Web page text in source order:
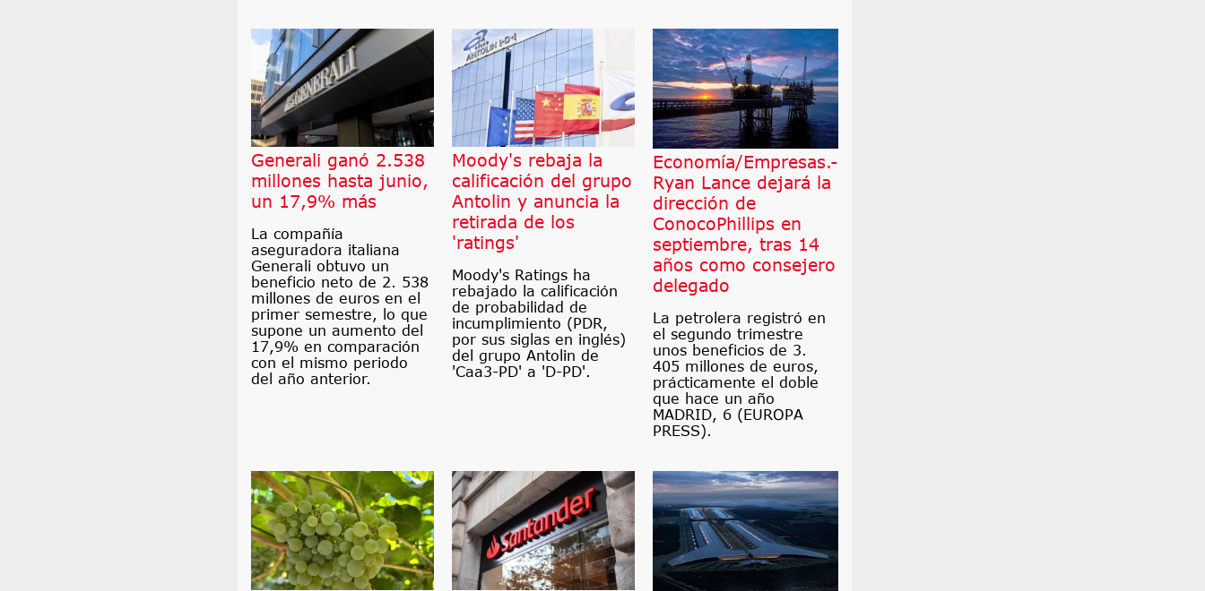
Generali ganó 2.538
millones hasta junio,
un 17,9% más
La compañía
aseguradora italiana
Generali obtuvo un
beneficio neto de 2. 538
millones de euros en el
primer semestre, lo que
supone un aumento del
17,9% en comparación
con el mismo periodo
del año anterior.
Moody's rebaja la
calificación del grupo
Antolin y anuncia la
retirada de los
'ratings'
Moody's Ratings ha
rebajado la calificación
de probabilidad de
incumplimiento (PDR,
por sus siglas en inglés)
del grupo Antolin de
'Caa3-PD' a 'D-PD'.
Economía/Empresas.-
Ryan Lance dejará la
dirección de
ConocoPhillips en
septiembre, tras 14
años como consejero
delegado
La petrolera registró en
el segundo trimestre
unos beneficios de 3.
405 millones de euros,
prácticamente el doble
que hace un año
MADRID, 6 (EUROPA
PRESS).